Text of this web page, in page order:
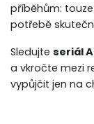
příběhům:
potřebě
Sledujte seriál
a vkročte mezi
vypůjčit jen na